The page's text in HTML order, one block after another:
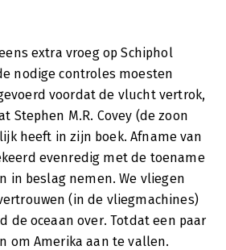
extra vroeg op Schiphol
nodige controles moesten
voordat de vlucht vertrok,
Stephen M.R. Covey (de zoon
heeft in zijn boek. Afname van
evenredig met de toename
in beslag nemen. We vliegen
(in de vliegmachines)
de oceaan over. Totdat een paar
om Amerika aan te vallen.